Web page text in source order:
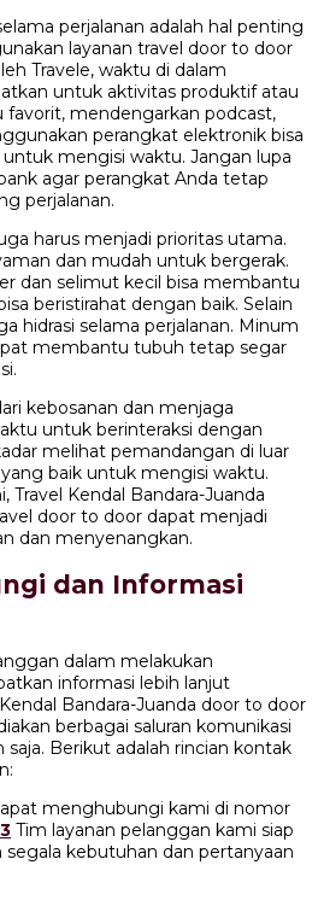
perjalanan adalah hal penting
layanan travel door to door
Travele, waktu di dalam
untuk aktivitas produktif atau
favorit, mendengarkan podcast,
perangkat elektronik bisa
mengisi waktu. Jangan lupa
agar perangkat Anda tetap
perjalanan.
harus menjadi prioritas utama.
dan mudah untuk bergerak.
dan selimut kecil bisa membantu
beristirahat dengan baik. Selain
hidrasi selama perjalanan. Minum
membantu tubuh tetap segar
kebosanan dan menjaga
untuk berinteraksi dengan
melihat pemandangan di luar
baik untuk mengisi waktu.
Kendal Bandara-Juanda
door to door dapat menjadi
dan menyenangkan.
dan Informasi
dalam melakukan
informasi lebih lanjut
Bandara-Juanda door to door
berbagai saluran komunikasi
saja. Berikut adalah rincian kontak
menghubungi kami di nomor
Tim layanan pelanggan kami siap
kebutuhan dan pertanyaan